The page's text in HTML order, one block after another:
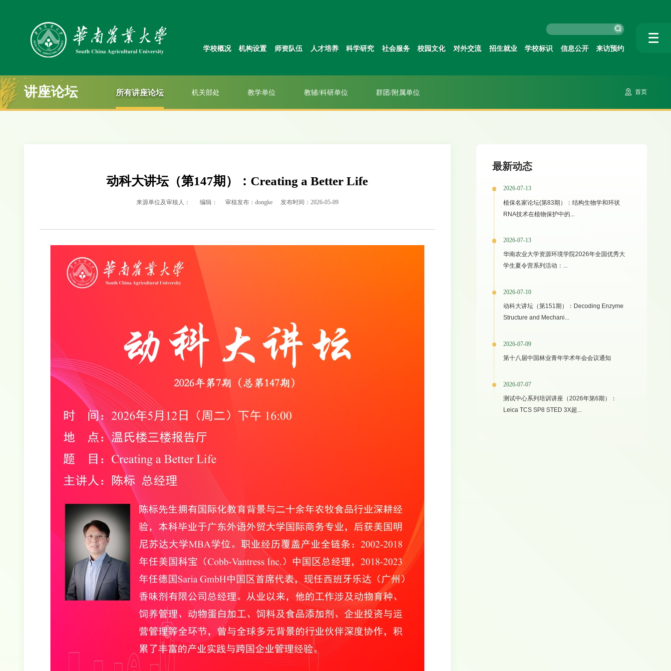
学校概况 机构设置 师资队伍 人才培养 科学研究 社会服务 校园文化 对外交流 招生就业 学校标识 信息公开 来访预约
讲座论坛 所有讲座论坛 机关部处 教学单位 教辅/科研单位 群团/附属单位 首页
动科大讲坛（第147期）：Creating a Better Life
来源单位及审核人： 编辑： 审核发布：dongke 发布时间：2026-05-09
最新动态
2026-07-13
植保名家论坛(第83期）：结构生物学和环状
RNA技术在植物保护中的...
2026-07-13
华南农业大学资源环境学院2026年全国优秀大
学生夏令营系列活动：...
2026-07-10
动科大讲坛（第151期）：Decoding Enzyme
Structure and Mechani...
2026-07-09
第十八届中国林业青年学术年会会议通知
2026-07-07
测试中心系列培训讲座（2026年第6期）：
Leica TCS SP8 STED 3X超...